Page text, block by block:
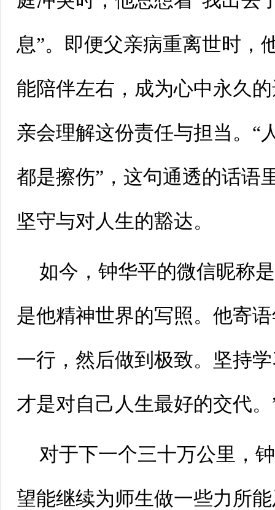
息”。即便父亲病重离世时，
能陪伴左右，成为心中永久
亲会理解这份责任与担当。“
都是擦伤” ，这句通透的话语
坚守与对人生的豁达。
如今，钟华平的微信昵称
是他精神世界的写照。他寄
一行，然后做到极致。坚持
才是对自己人生最好的交代。
对于下一个三十万公里，
望能继续为师生做一些力所